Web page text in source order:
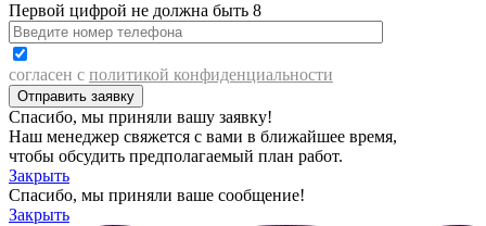
Первой цифрой не должна быть 8
согласен с политикой конфиденциальности
Спасибо, мы приняли вашу заявку!
Наш менеджер свяжется с вами в ближайшее время,
чтобы обсудить предполагаемый план работ.
Закрыть
Спасибо, мы приняли ваше сообщение!
Закрыть